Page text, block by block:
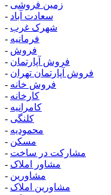
- زمین فروشی
- سعادت آباد
- شهرک غرب
- فرمانیه
- فروش
- فروش آپارتمان
- فروش آپارتمان تهران
- فروش خانه
- کارخانه
- کامرانیه
- کلنگی
- محمودیه
- مسکن
- مشارکت در ساخت
- مشاور املاک
- مشاورین
- مشاورین املاک